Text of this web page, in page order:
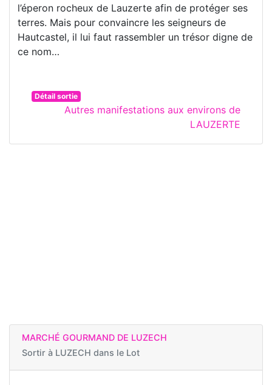
l’éperon rocheux de Lauzerte afin de protéger ses
terres. Mais pour convaincre les seigneurs de
Hautcastel, il lui faut rassembler un trésor digne de
ce nom…
Détail sortie
Autres manifestations aux environs de
LAUZERTE
MARCHÉ GOURMAND DE LUZECH
Sortir à LUZECH dans le Lot